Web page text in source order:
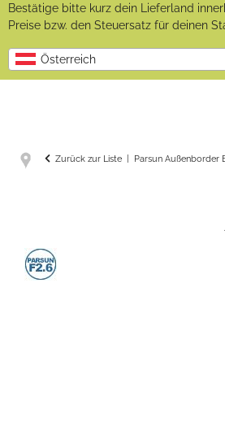
Bestätige bitte kurz dein Lieferland
Preise bzw. den Steuersatz für deinen
Österreich
Zurück zur Liste Parsun Außenborder